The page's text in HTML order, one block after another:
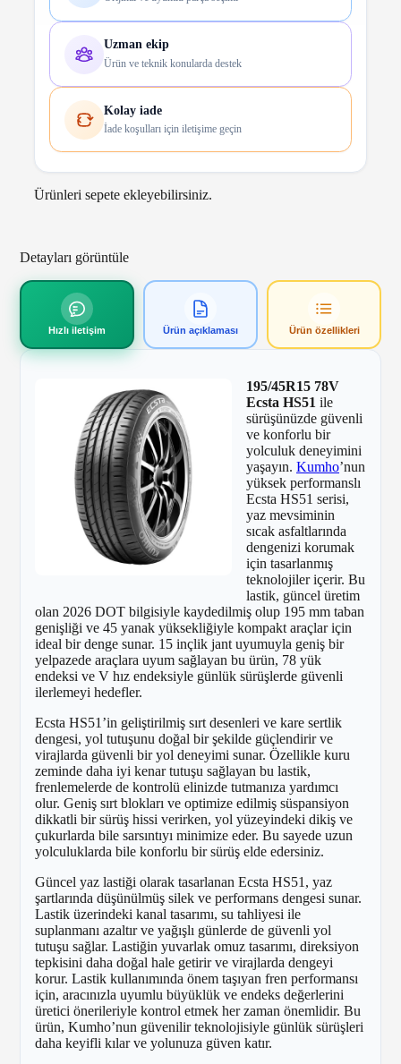
Uzman ekip
Ürün ve teknik konularda destek
Kolay iade
İade koşulları için iletişime geçin
Ürünleri sepete ekleyebilirsiniz.
Detayları görüntüle
Hızlı iletişim Ürün açıklaması Ürün özellikleri
195/45R15 78V
Ecsta HS51 ile
sürüşünüzde güvenli
ve konforlu bir
yolculuk deneyimini
yaşayın. Kumho’nun
yüksek performanslı
Ecsta HS51 serisi,
yaz mevsiminin
sıcak asfaltlarında
dengenizi korumak
için tasarlanmış
teknolojiler içerir. Bu
lastik, güncel üretim
olan 2026 DOT bilgisiyle kaydedilmiş olup 195 mm taban
genişliği ve 45 yanak yüksekliğiyle kompakt araçlar için
ideal bir denge sunar. 15 inçlik jant uyumuyla geniş bir
yelpazede araçlara uyum sağlayan bu ürün, 78 yük
endeksi ve V hız endeksiyle günlük sürüşlerde güvenli
ilerlemeyi hedefler.
Ecsta HS51’in geliştirilmiş sırt desenleri ve kare sertlik
dengesi, yol tutuşunu doğal bir şekilde güçlendirir ve
virajlarda güvenli bir yol deneyimi sunar. Özellikle kuru
zeminde daha iyi kenar tutuşu sağlayan bu lastik,
frenlemelerde de kontrolü elinizde tutmanıza yardımcı
olur. Geniş sırt blokları ve optimize edilmiş süspansiyon
dikkatli bir sürüş hissi verirken, yol yüzeyindeki dikiş ve
çukurlarda bile sarsıntıyı minimize eder. Bu sayede uzun
yolculuklarda bile konforlu bir sürüş elde edersiniz.
Güncel yaz lastiği olarak tasarlanan Ecsta HS51, yaz
şartlarında düşünülmüş silek ve performans dengesi sunar.
Lastik üzerindeki kanal tasarımı, su tahliyesi ile
suplanmanı azaltır ve yağışlı günlerde de güvenli yol
tutuşu sağlar. Lastiğin yuvarlak omuz tasarımı, direksiyon
tepkisini daha doğal hale getirir ve virajlarda dengeyi
korur. Lastik kullanımında önem taşıyan fren performansı
için, aracınızla uyumlu büyüklük ve endeks değerlerini
üretici önerileriyle kontrol etmek her zaman önemlidir. Bu
ürün, Kumho’nun güvenilir teknolojisiyle günlük sürüşleri
daha keyifli kılar ve yolunuza güven katır.